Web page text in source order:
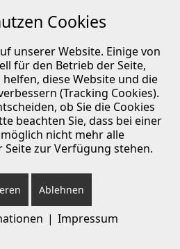
| Cookie-Einstellungen
Copyright 2026
Cookies
unserer Website. Einige von
für den Betrieb der Seite,
diese Website und die
(Tracking Cookies).
ob Sie die Cookies
beachten Sie, dass bei einer
nicht mehr alle
zur Verfügung stehen.
Ablehnen
| Impressum